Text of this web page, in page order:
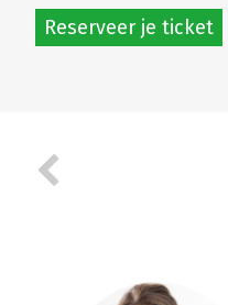
Reserveer je ticket